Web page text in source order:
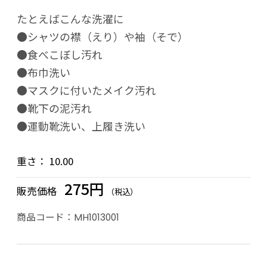
たとえばこんな洗濯に
●シャツの襟（えり）や袖（そで）
●食べこぼし汚れ
●布巾洗い
●マスクに付いたメイク汚れ
●靴下の泥汚れ
●運動靴洗い、上履き洗い
重さ： 10.00
販売価格 275円 （税込）
商品コード： MH1013001